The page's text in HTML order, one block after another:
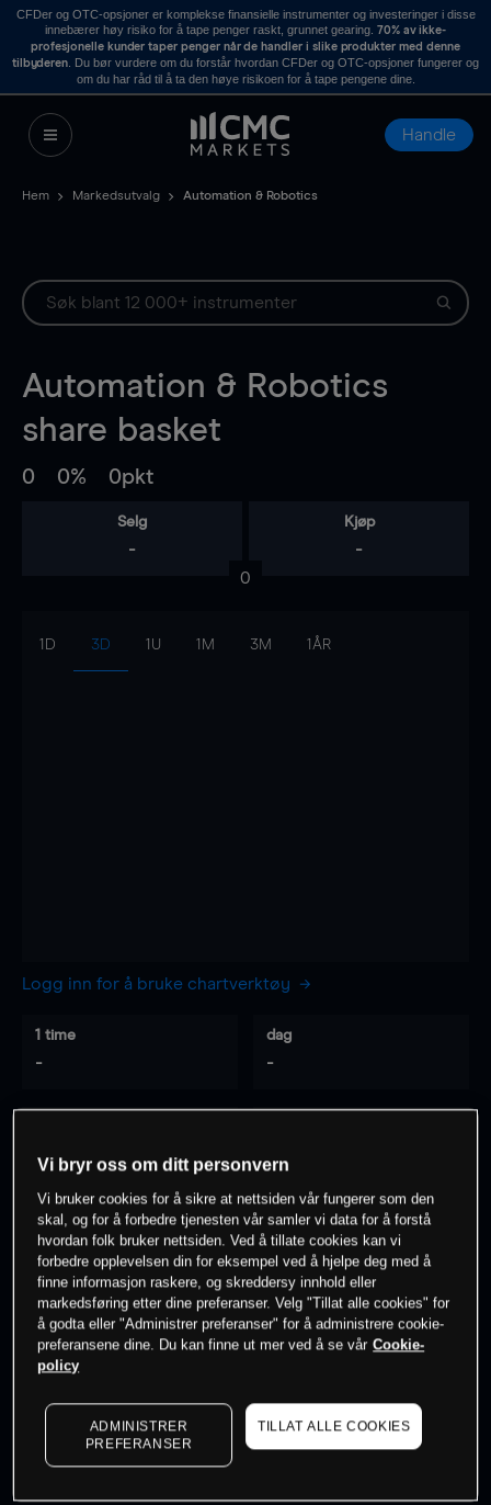
CFDer og OTC-opsjoner er komplekse finansielle instrumenter og investeringer i disse
innebærer høy risiko for å tape penger raskt, grunnet gearing. 70% av ikke-
profesjonelle kunder taper penger når de handler i slike produkter med denne
tilbyderen . Du bør vurdere om du forstår hvordan CFDer og OTC-opsjoner fungerer og
om du har råd til å ta den høye risikoen for å tape pengene dine.
Handle
Hem Markedsutvalg Automation & Robotics
Automation & Robotics
share basket
0 0% 0pkt
Selg
-
Kjøp
-
0
1D 3D 1U 1M 3M 1ÅR
Logg inn for å bruke chartverktøy
1 time
-
dag
-
- -
0% av kunder erpå dette instrumentet
Søk om konto
Kursene er veiledende.Log in
Vi bryr oss om ditt personvern
Vi bruker cookies for å sikre at nettsiden vår fungerer som den
skal, og for å forbedre tjenesten vår samler vi data for å forstå
hvordan folk bruker nettsiden. Ved å tillate cookies kan vi
forbedre opplevelsen din for eksempel ved å hjelpe deg med å
finne informasjon raskere, og skreddersy innhold eller
markedsføring etter dine preferanser. Velg "Tillat alle cookies" for
å godta eller "Administrer preferanser" for å administrere cookie-
preferansene dine. Du kan finne ut mer ved å se vår Cookie-
policy
ADMINISTRER
PREFERANSER
TILLAT ALLE COOKIES